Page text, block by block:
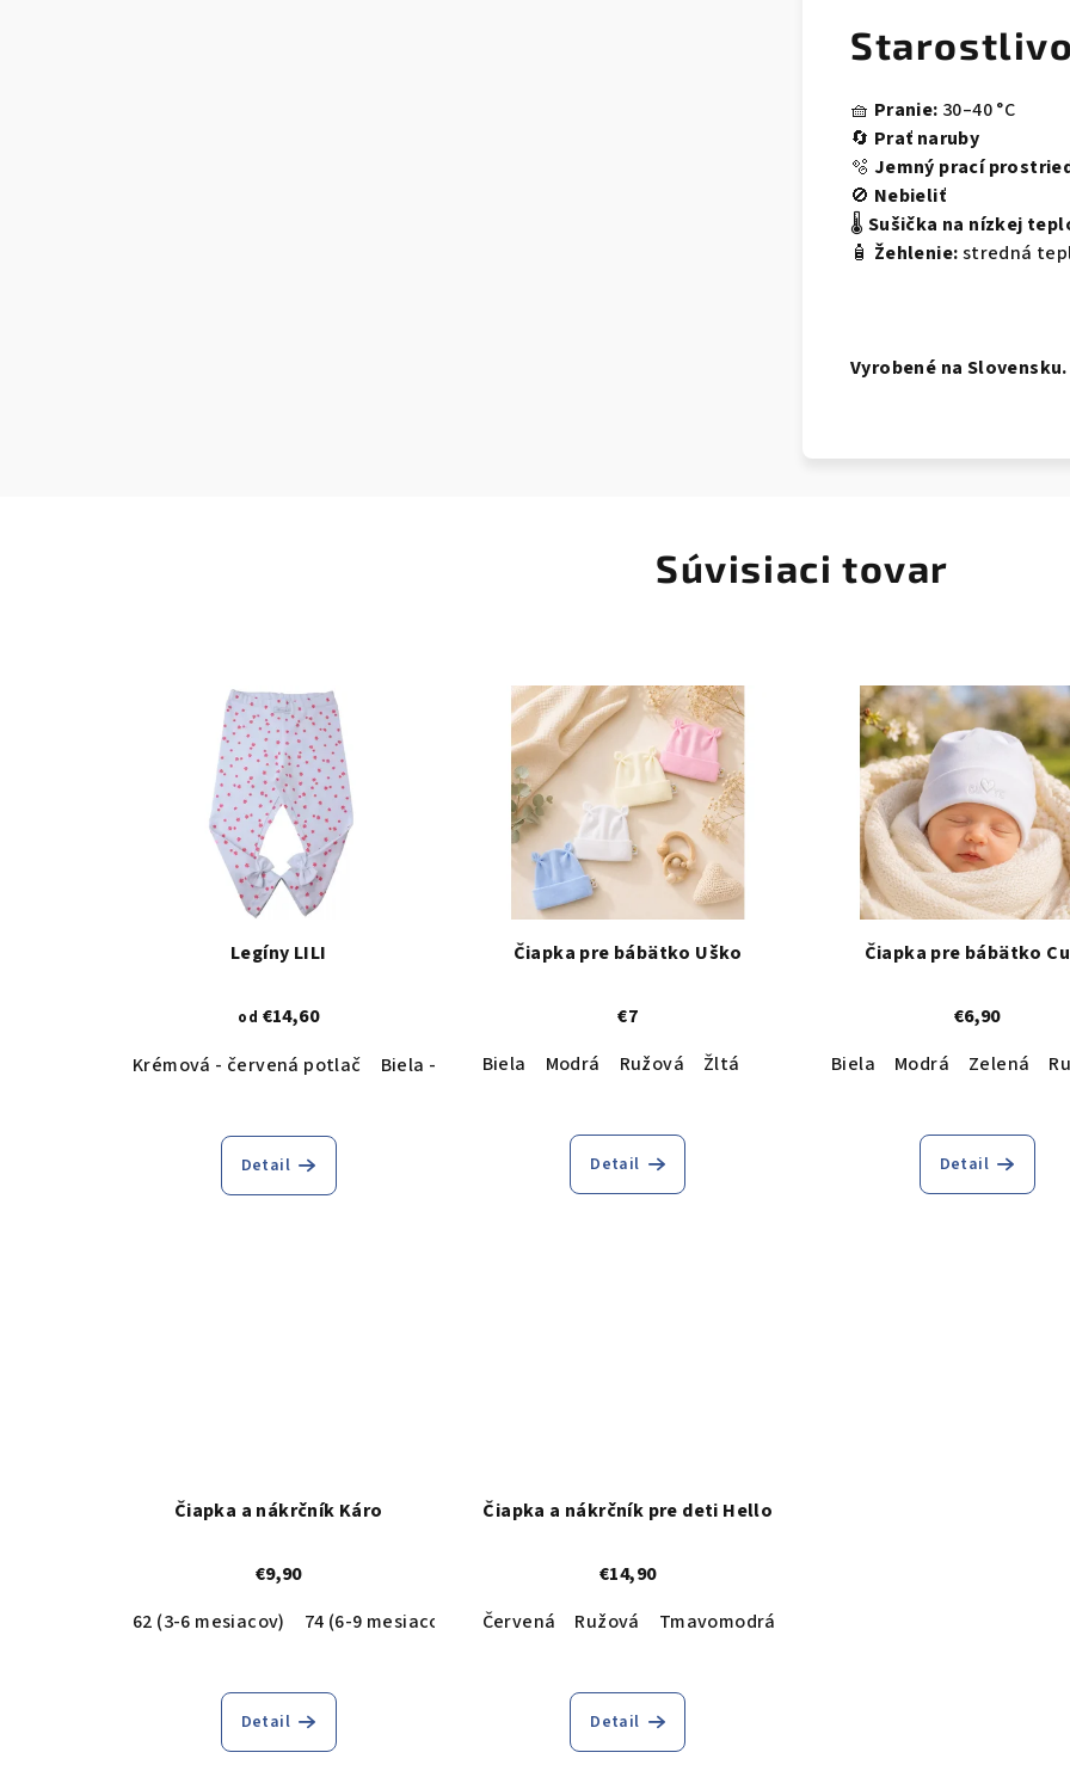
🧺 Pranie: 30–40 °C
🔄 Prať naruby
🫧 Jemný prací
🚫 Nebieliť
🌡️ Sušička na nízkej
🧴 Žehlenie:stredná
Vyrobené na Slovensku.
Súvisiaci tovar
Legíny LILI
od €14,60
Krémová - červená potlač
Biela - červená potlač Biela - čierna potlač Krémová - čierna potlač
Detail
Čiapka pre bábätko Uško
€7
Biela
Modrá Ružová Žltá
Detail
Čiapka pre bábätko
€6,90
Biela
Modrá Zelená
Detail
Čiapka a nákrčník Káro
€9,90
62 (3-6 mesiacov)
74 (6-9 mesiacov) 80 (9-12 mesiacov)
Detail
Čiapka a nákrčník pre deti Hello
€14,90
Červená
Ružová Tmavomodrá
Detail